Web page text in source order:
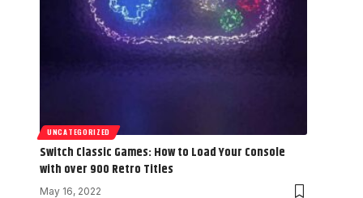
UNCATEGORIZED
Switch Classic Games: How to Load Your Console
with over 900 Retro Titles
May 16, 2022